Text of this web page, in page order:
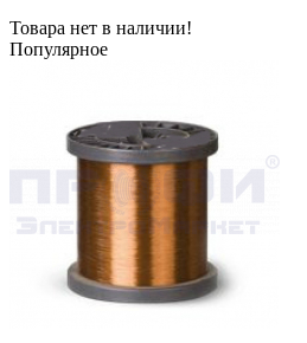
Товара нет в наличии!
Популярное